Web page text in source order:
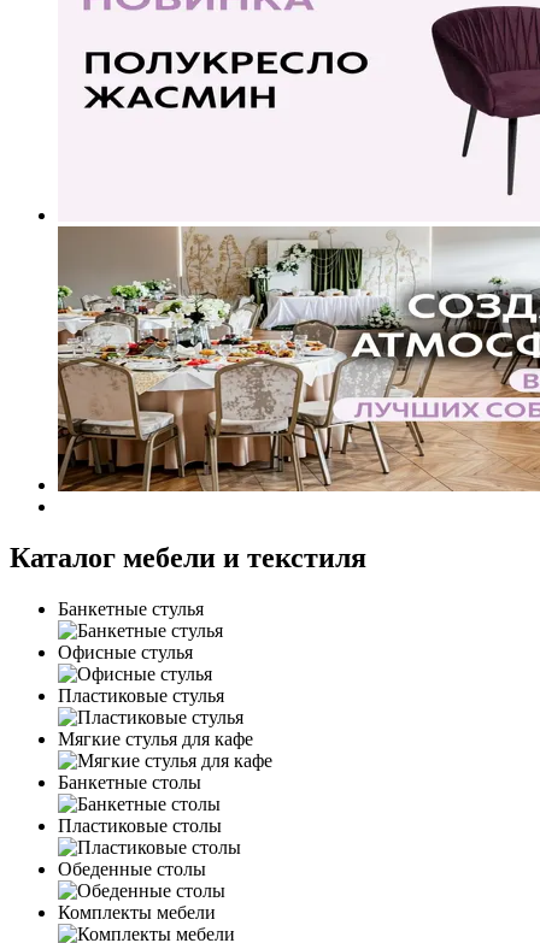
Каталог мебели и текстиля
Банкетные стулья
Офисные стулья
Пластиковые стулья
Мягкие стулья для кафе
Банкетные столы
Пластиковые столы
Обеденные столы
Комплекты мебели